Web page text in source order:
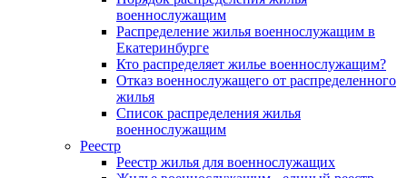
военнослужащим
Распределение жилья военнослужащим в
Екатеринбурге
Кто распределяет жилье военнослужащим?
Отказ военнослужащего от распределенного
жилья
Список распределения жилья
военнослужащим
Реестр
Реестр жилья для военнослужащих